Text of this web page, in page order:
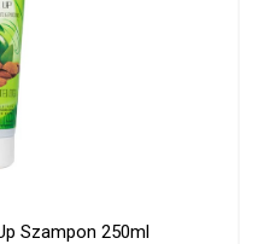
Szampon 250ml